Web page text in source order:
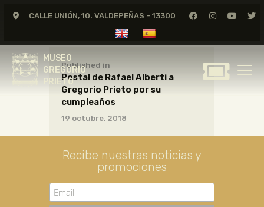
CALLE UNIÓN, 10. VALDEPEÑAS - 13300
MUSEO
GREGORIO
PRIETO
MUSEO
GREGORIO
GREGORIO PRIETO
MUSEO
ARCHIVO
CERTAMEN DE DIBUJO
FUNDACIÓN
TIENDA
Published in
Postal de Rafael Alberti a
Gregorio Prieto por su
cumpleaños
19 octubre, 2018
Recibe nuestras noticias y
promociones